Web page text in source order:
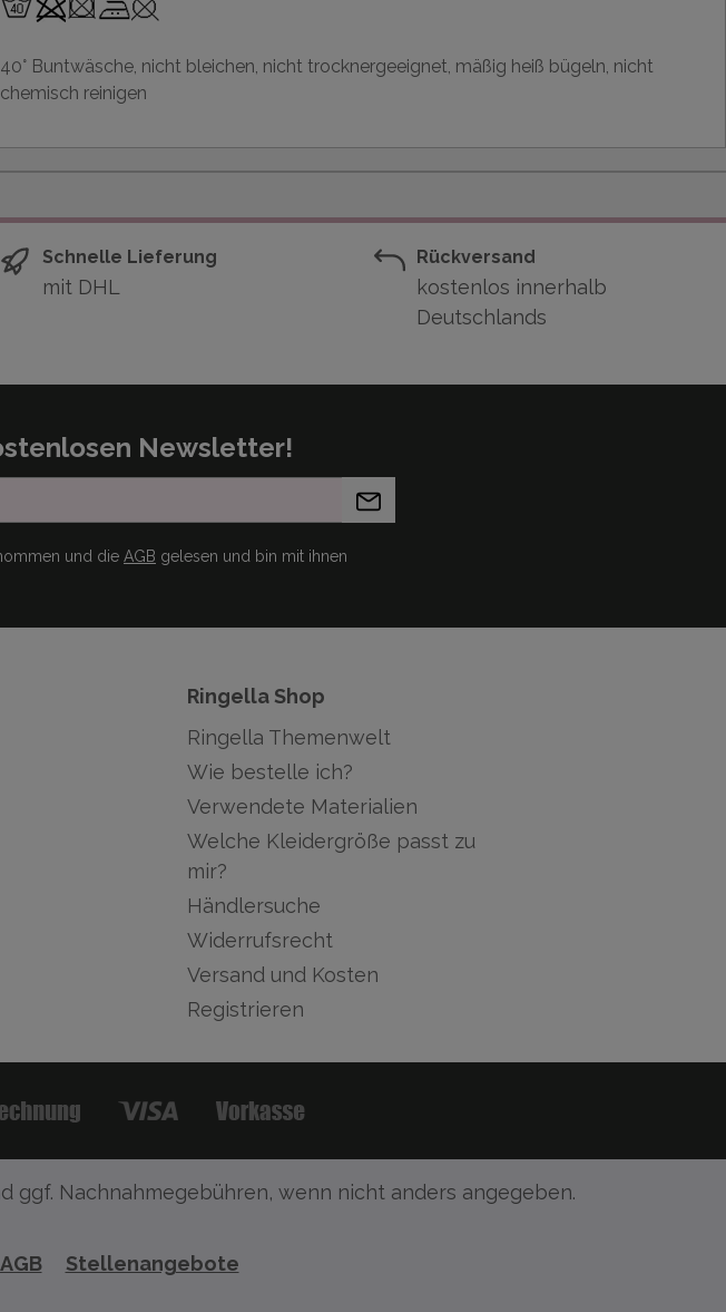
40° Buntwäsche, nicht bleichen, nicht trocknergeeignet, mäßig heiß bügeln, nicht
chemisch reinigen
Schnelle Lieferung
mit DHL
Rückversand
kostenlos innerhalb
Deutschlands
Newsletter!
und die AGB gelesen und bin mit ihnen
Ringella Shop
Ringella Themenwelt
Wie bestelle ich?
Verwendete Materialien
Welche Kleidergröße passt zu
mir?
Händlersuche
Widerrufsrecht
Versand und Kosten
Registrieren
ggf. Nachnahmegebühren, wenn nicht anders angegeben.
AGB Stellenangebote